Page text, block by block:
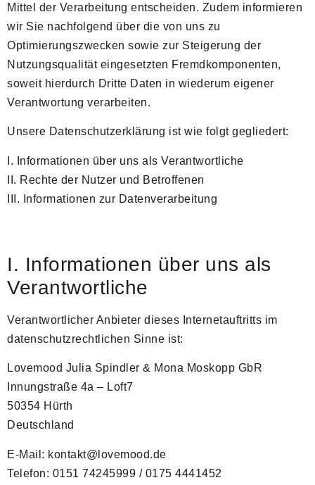
Mittel der Verarbeitung entscheiden. Zudem informieren
wir Sie nachfolgend über die von uns zu
Optimierungszwecken sowie zur Steigerung der
Nutzungsqualität eingesetzten Fremdkomponenten,
soweit hierdurch Dritte Daten in wiederum eigener
Verantwortung verarbeiten.
Unsere Datenschutzerklärung ist wie folgt gegliedert:
I. Informationen über uns als Verantwortliche
II. Rechte der Nutzer und Betroffenen
III. Informationen zur Datenverarbeitung
I. Informationen über uns als
Verantwortliche
Verantwortlicher Anbieter dieses Internetauftritts im
datenschutzrechtlichen Sinne ist:
Lovemood Julia Spindler & Mona Moskopp GbR
Innungstraße 4a – Loft7
50354 Hürth
Deutschland
E-Mail: kontakt@lovemood.de
Telefon: 0151 74245999 / 0175 4441452